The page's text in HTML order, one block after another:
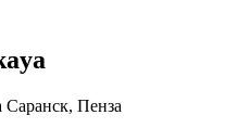
Саранск, Пенза